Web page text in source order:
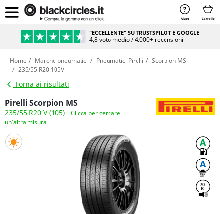
Aiuto Carrello
"ECCELLENTE" SU TRUSTSPILOT E GOOGLE
4,8 voto medio / 4.000+ recensioni
Home Marche pneumatici Pneumatici Pirelli
Scorpion MS
235/55 R20 105V
Torna ai risultati
Pirelli Scorpion MS
235/55 R20 V (105)
Clicca per cercare
un'altra misura
A
A
70
B